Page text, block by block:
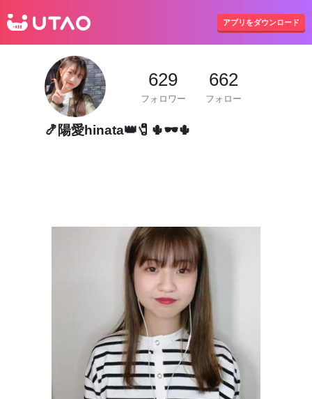
アプリをダウンロード
629
フォロワー
662
フォロー
🍤陽愛hinata👑🧷🌵🕶🌵